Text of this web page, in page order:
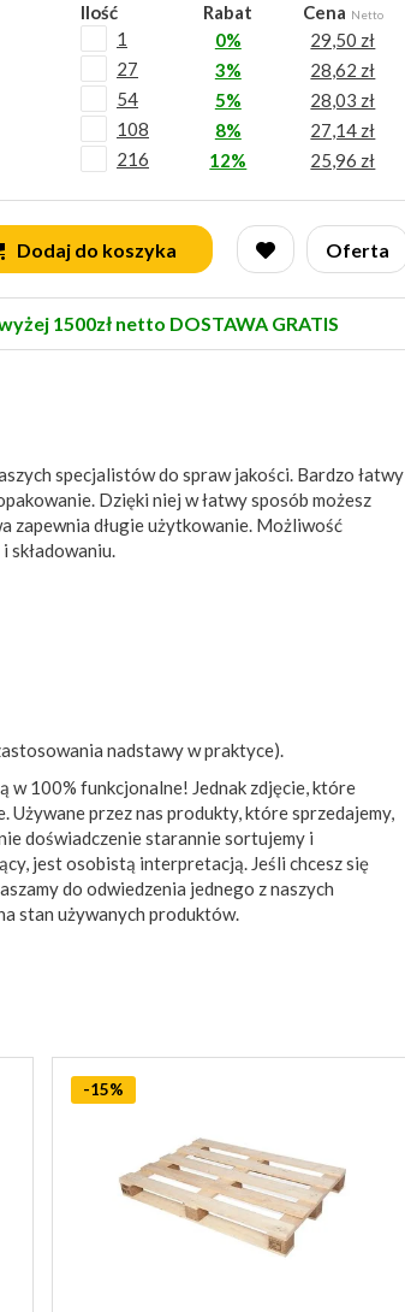
Ilość Rabat Cena Netto
1 0%
29,50 zł
27
3%
28,62 zł
54
5%
28,03 zł
108
8%
27,14 zł
216
12% 25,96 zł
Dodaj do koszyka Oferta
1500zł netto DOSTAWA GRATIS
specjalistów do spraw jakości. Bardzo łatwy
Dzięki niej w łatwy sposób możesz
zapewnia długie użytkowanie. Możliwość
składowaniu.
nadstawy w praktyce).
w 100% funkcjonalne! Jednak zdjęcie, które
przez nas produkty, które sprzedajemy,
doświadczenie starannie sortujemy i
jest osobistą interpretacją. Jeśli chcesz się
do odwiedzenia jednego z naszych
stan używanych produktów.
-15%